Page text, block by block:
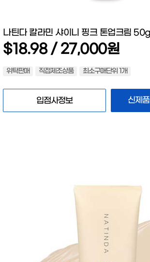
나틴다 칼라민 샤이니 핑크 톤업크림 50g
$18.98 / 27,000원
위탁판매 직접제조상품 최소구매단위 1개
입점사정보 신제